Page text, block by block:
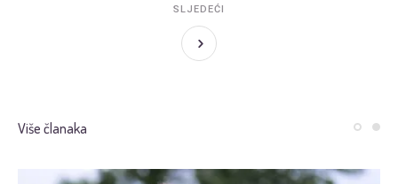
SLJEDEĆI
Više članaka